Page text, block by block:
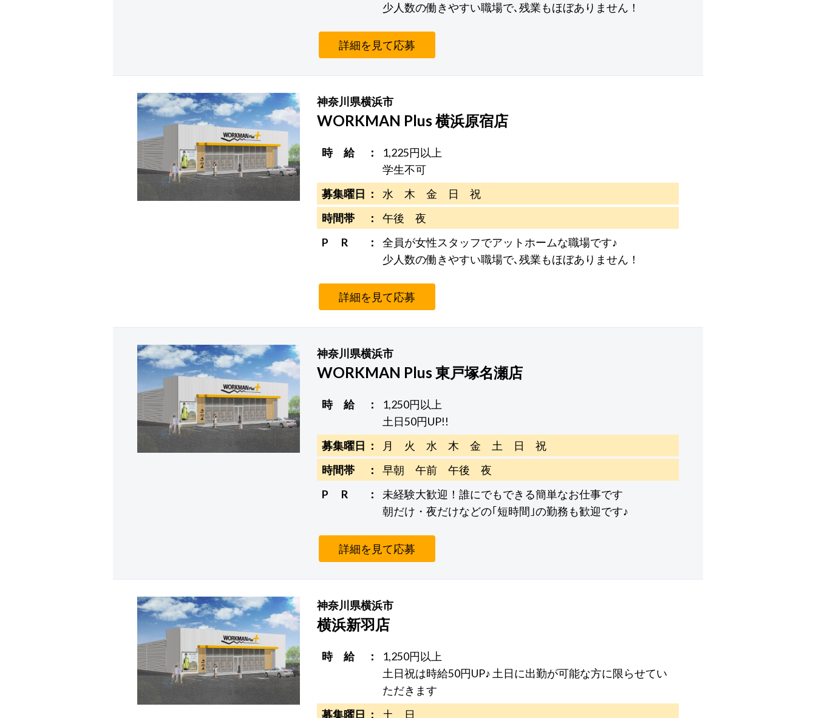
少人数の働きやすい職場で､残業もほぼありません！
詳細を見て応募
神奈川県横浜市
WORKMAN Plus 横浜原宿店
時 給
1,225円以上
学生不可
募集曜日
水 木 金 日 祝
時間帯
午後 夜
P R
全員が女性スタッフでアットホームな職場です♪
少人数の働きやすい職場で､残業もほぼありません！
詳細を見て応募
神奈川県横浜市
WORKMAN Plus 東戸塚名瀬店
時 給
1,250円以上
土日50円UP!!
募集曜日
月 火 水 木 金 土 日 祝
時間帯
早朝 午前 午後 夜
P R
未経験大歓迎！誰にでもできる簡単なお仕事です
朝だけ・夜だけなどの｢短時間｣の勤務も歓迎です♪
詳細を見て応募
神奈川県横浜市
横浜新羽店
時 給
1,250円以上
土日祝は時給50円UP♪ 土日に出勤が可能な方に限らせてい
ただきます
募集曜日
土 日